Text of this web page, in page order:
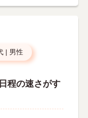
| 男性
程の速さがす